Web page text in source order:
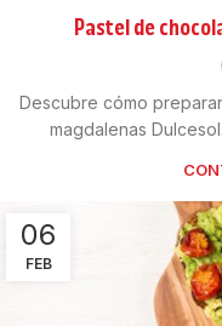
Pastel de
Descubre cómo
magdalenas
06
FEB